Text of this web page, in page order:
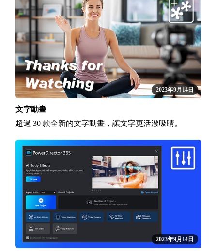
2023年9月14日
文字動畫
超過 30 款全新的文字動畫，讓文字更活潑吸睛。
2023年9月14日